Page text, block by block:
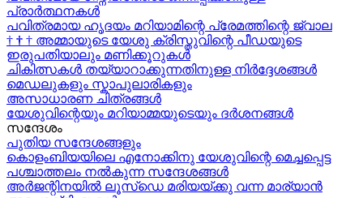
പ്രാർത്ഥനകള്‍
പവിത്രമായ ഹൃദയം മറിയാമിന്റെ പ്രേമത്തിന്റെ ജ്വാല
† † † അമ്മായുടെ യേശു ക്രിസ്തുവിന്റെ പീഡയുടെ
ഇരുപതിയാലും മണിക്കൂറുകള്‍
ചികിത്സകൾ തയ്യാറാക്കുന്നതിനുള്ള നിർദ്ദേശങ്ങൾ
മെഡലുകളും സ്കാപുലാരികളും
അസാധാരണ ചിത്രങ്ങൾ
യേശുവിന്റെയും മറിയാമ്മയുടെയും ദർശനങ്ങൾ
സന്ദേശം
പുതിയ സന്ദേശങ്ങളും
കൊളംബിയയിലെ എനോക്കിനു യേശുവിന്റെ മെച്ചപ്പെട്ട
പശ്ചാത്തലം നൽകുന്ന സന്ദേശങ്ങള്‍
അർജന്റിനയിൽ ലൂസ്ഡെ മരിയയ്ക്കു വന്ന മാര്യാന്‍